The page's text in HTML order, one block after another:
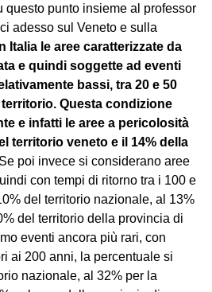
questo punto insieme al professor
adesso sul Veneto e sulla
In Italia le aree caratterizzate da
e quindi soggette ad eventi
bassi, tra 20 e 50
Questa condizione
e infatti le aree a pericolosità
territorio veneto e il 14% della
Se poi invece si considerano aree
con tempi di ritorno tra i 100 e
del territorio nazionale, al 13%
del territorio della provincia di
eventi ancora più rari, con
ai 200 anni, la percentuale si
nazionale, al 32% per la